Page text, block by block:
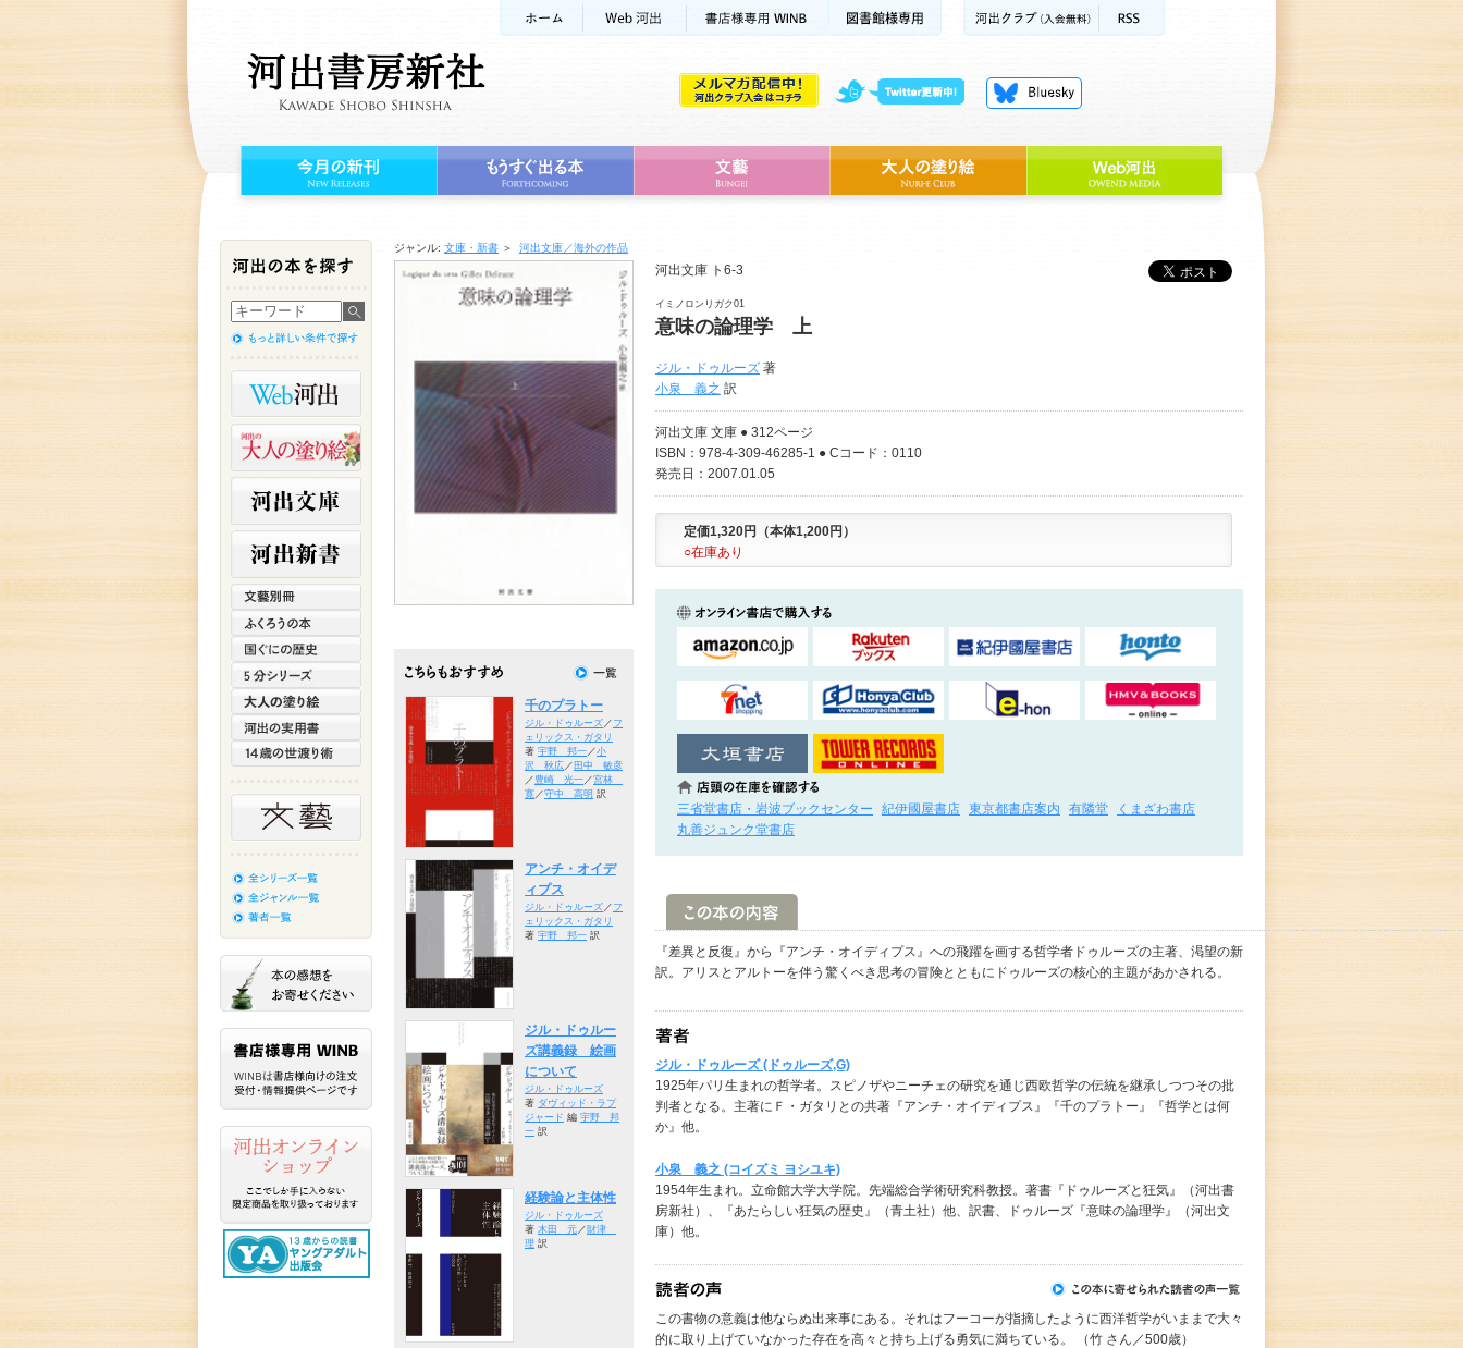
ジャンル: 文庫・新書 ＞ 河出文庫／海外の作品
河出文庫 ト6-3
イミノロンリガク01
意味の論理学 上
ジル・ドゥルーズ 著
小泉 義之 訳
河出文庫 文庫 ● 312ページ
ISBN：978-4-309-46285-1 ● Cコード：0110
発売日：2007.01.05
定価1,320円（本体1,200円）
○在庫あり
三省堂書店・岩波ブックセンター 紀伊國屋書店 東京都書店案内 有隣堂
くまざわ書店
丸善ジュンク堂書店
『差異と反復』から『アンチ・オイディプス』への飛躍を画する哲学者ドゥルーズの主著、渇望の新
訳。アリスとアルトーを伴う驚くべき思考の冒険とともにドゥルーズの核心的主題があかされる。
ジル・ドゥルーズ (ドゥルーズ,G)
1925年パリ生まれの哲学者。スピノザやニーチェの研究を通じ西欧哲学の伝統を継承しつつその批
判者となる。主著にＦ・ガタリとの共著『アンチ・オイディプス』『千のプラトー』『哲学とは何
か』他。
小泉 義之 (コイズミ ヨシユキ)
1954年生まれ。立命館大学大学院。先端総合学術研究科教授。著書『ドゥルーズと狂気』（河出書
房新社）、『あたらしい狂気の歴史』（青土社）他、訳書、ドゥルーズ『意味の論理学』（河出文
庫）他。
この書物の意義は他ならぬ出来事にある。それはフーコーが指摘したように西洋哲学がいままで大々
的に取り上げていなかった存在を高々と持ち上げる勇気に満ちている。 （竹 さん／500歳）
千のプラトー
ジル・ドゥルーズ ／ フ
ェリックス・ガタリ
著 宇野 邦一 ／小
沢 秋広 ／ 田中 敏彦
／ 豊崎 光一 ／宮林
寛 ／守中 高明 訳
アンチ・オイデ
ィプス
ジル・ドゥルーズ ／ フ
ェリックス・ガタリ
著 宇野 邦一 訳
ジル・ドゥルー
ズ講義録 絵画
について
ジル・ドゥルーズ
著 ダヴィッド・ラプ
ジャード 編 宇野 邦
一 訳
経験論と主体性
ジル・ドゥルーズ
著 木田 元／財津
理 訳